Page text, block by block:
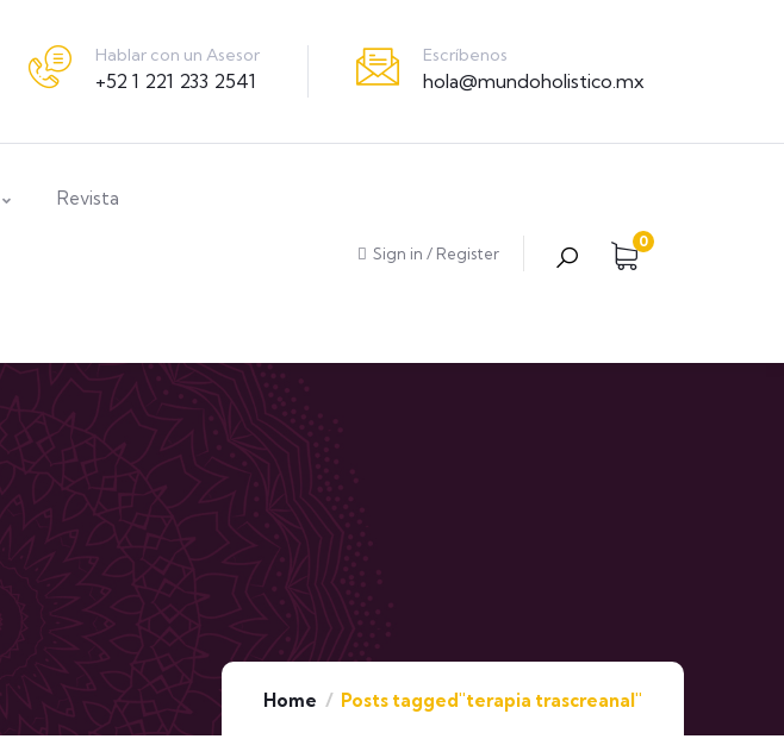
Hablar con un Asesor
+52 1 221 233 2541
Escríbenos
hola@mundoholistico.mx
Revista
Sign in / Register
0
Home Posts tagged"terapia trascreanal"